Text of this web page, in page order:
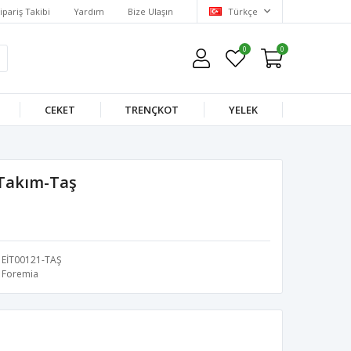
Takibi Yardım Bize Ulaşın Türkçe
0 0
CEKET TRENÇKOT YELEK
Taş
EİT00121-TAŞ
Foremia